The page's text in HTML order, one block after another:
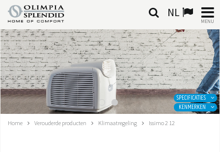
NL
MENU
NEDERLANDSE
HOME
KLIMAATREGELING
VERWARMING
SPECIFICATIES
KENMERKEN
Home Verouderde producten Klimaatregeling Issimo 2 12